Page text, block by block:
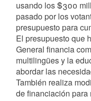
usando los $300
pasado por los
presupuesto para
El presupuesto que
General financia
multilingües y la
abordar las
También realiza
de financiación para